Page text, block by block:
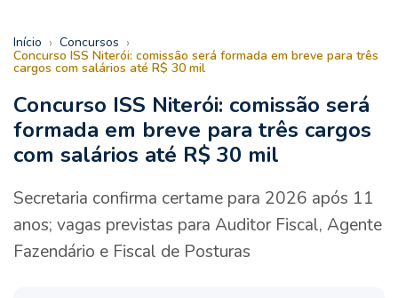
Início › Concursos ›
Concurso ISS Niterói: comissão será formada em breve para três
cargos com salários até R$ 30 mil
Concurso ISS Niterói: comissão será
formada em breve para três cargos
com salários até R$ 30 mil
Secretaria confirma certame para 2026 após 11
anos; vagas previstas para Auditor Fiscal, Agente
Fazendário e Fiscal de Posturas